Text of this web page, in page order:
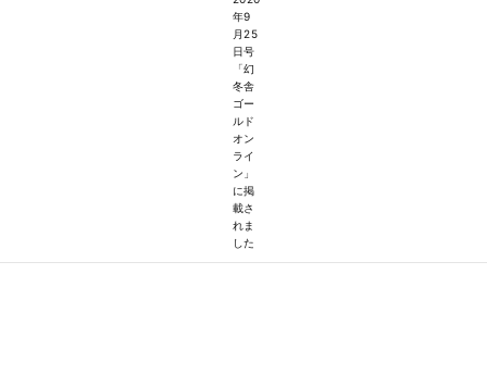
年9
月25
日号
「幻
冬舎
ゴー
ルド
オン
ライ
ン」
に掲
載さ
れま
した